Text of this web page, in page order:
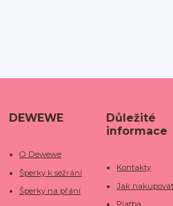
DEWEWE
O Dewewe
Šperky k sežrání
Šperky na přání
Důležité
informace
Kontakty
Jak nakupovat
Platba